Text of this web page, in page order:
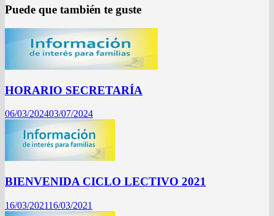
Puede que también te guste
HORARIO SECRETARÍA
06/03/202403/07/2024
BIENVENIDA CICLO LECTIVO 2021
16/03/202116/03/2021